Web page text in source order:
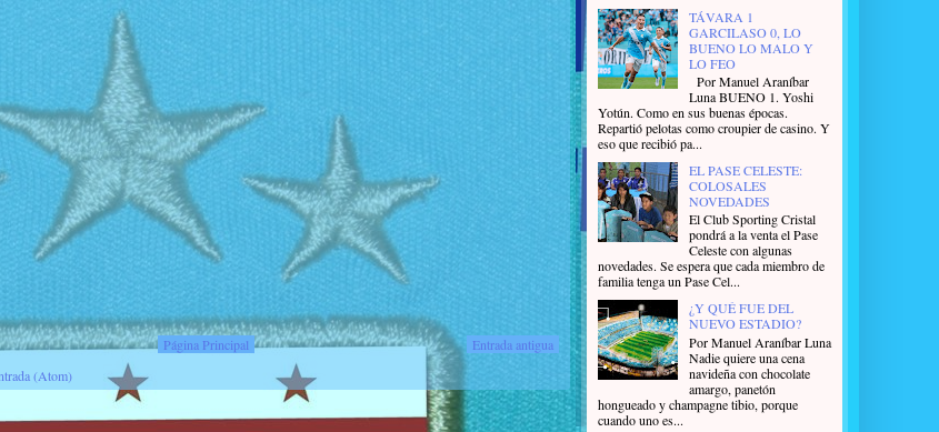
Entrada antigua
Página Principal
(Atom)
TÁVARA 1
GARCILASO 0, LO
BUENO LO MALO Y
LO FEO
Por Manuel Araníbar
Luna BUENO 1. Yoshi
Yotún. Como en sus buenas épocas.
Repartió pelotas como croupier de casino. Y
eso que recibió pa...
EL PASE CELESTE:
COLOSALES
NOVEDADES
El Club Sporting Cristal
pondrá a la venta el Pase
Celeste con algunas
novedades. Se espera que cada miembro de
familia tenga un Pase Cel...
¿Y QUÉ FUE DEL
NUEVO ESTADIO?
Por Manuel Araníbar Luna
Nadie quiere una cena
navideña con chocolate
amargo, panetón
hongueado y champagne tibio, porque
cuando uno es...